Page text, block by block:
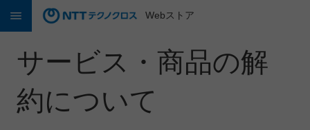
Webストア
サービス・商品の解
約について